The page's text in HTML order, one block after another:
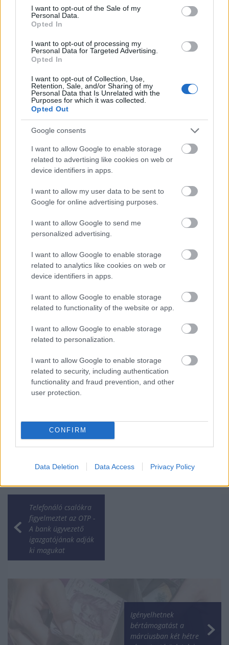
consent section.
I want to opt-out of the Sale of my
Personal Data.
Opted In
I want to opt-out of processing my
Personal Data for Targeted Advertising.
Opted In
I want to opt-out of Collection, Use,
Retention, Sale, and/or Sharing of my
Personal Data that Is Unrelated with the
Purposes for which it was collected.
Opted Out
Google consents
I want to allow Google to enable storage
related to advertising like cookies on web or
device identifiers in apps.
I want to allow my user data to be sent to
Google for online advertising purposes.
I want to allow Google to send me
personalized advertising.
I want to allow Google to enable storage
related to analytics like cookies on web or
device identifiers in apps.
I want to allow Google to enable storage
related to functionality of the website or app.
I want to allow Google to enable storage
related to personalization.
I want to allow Google to enable storage
related to security, including authentication
functionality and fraud prevention, and other
user protection.
CONFIRM
Data Deletion Data Access Privacy Policy
Uniós források: íme a teendők, amelyek a
pénzek érkezéséhez még szükségesek
Minden idők legjövedelmezőbbje és
legdrágábbja volt az amerikai foci vb -
HÍREK 2026. júl. 20.
Mi lett Alain Delon vagyonával? Adóhatósági
csavar a sztoriban
2026. júl. 19.
Telefonáló csalókra
figyelmeztet az OTP -
A bank ügyvezető
igazgatójának adják
ki magukat
Igényelhetnek
bértámogatást a
márciusban két hétre